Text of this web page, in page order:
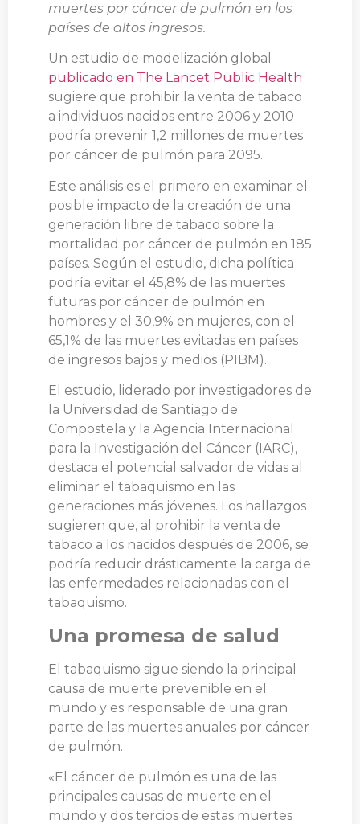
muertes por cáncer de pulmón en los
países de altos ingresos.
Un estudio de modelización global
publicado en The Lancet Public Health
sugiere que prohibir la venta de tabaco
a individuos nacidos entre 2006 y 2010
podría prevenir 1,2 millones de muertes
por cáncer de pulmón para 2095.
Este análisis es el primero en examinar el
posible impacto de la creación de una
generación libre de tabaco sobre la
mortalidad por cáncer de pulmón en 185
países. Según el estudio, dicha política
podría evitar el 45,8% de las muertes
futuras por cáncer de pulmón en
hombres y el 30,9% en mujeres, con el
65,1% de las muertes evitadas en países
de ingresos bajos y medios (PIBM).
El estudio, liderado por investigadores de
la Universidad de Santiago de
Compostela y la Agencia Internacional
para la Investigación del Cáncer (IARC),
destaca el potencial salvador de vidas al
eliminar el tabaquismo en las
generaciones más jóvenes. Los hallazgos
sugieren que, al prohibir la venta de
tabaco a los nacidos después de 2006, se
podría reducir drásticamente la carga de
las enfermedades relacionadas con el
tabaquismo.
Una promesa de salud
El tabaquismo sigue siendo la principal
causa de muerte prevenible en el
mundo y es responsable de una gran
parte de las muertes anuales por cáncer
de pulmón.
«El cáncer de pulmón es una de las
principales causas de muerte en el
mundo y dos tercios de estas muertes